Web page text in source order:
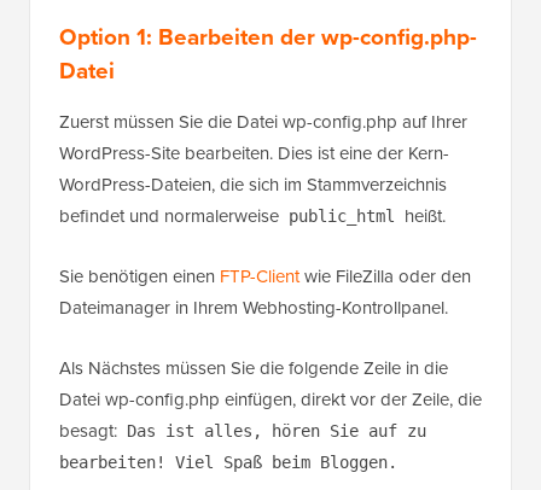
Option 1: Bearbeiten der wp-config.php-
Datei
Zuerst müssen Sie die Datei wp-config.php auf Ihrer
WordPress-Site bearbeiten. Dies ist eine der Kern-
WordPress-Dateien, die sich im Stammverzeichnis
befindet und normalerweise public_html heißt.
Sie benötigen einen FTP-Clientwie FileZilla oder den
Dateimanager in Ihrem Webhosting-Kontrollpanel.
Als Nächstes müssen Sie die folgende Zeile in die
Datei wp-config.php einfügen, direkt vor der Zeile, die
besagt: Das ist alles, hören Sie auf zu
bearbeiten! Viel Spaß beim Bloggen.